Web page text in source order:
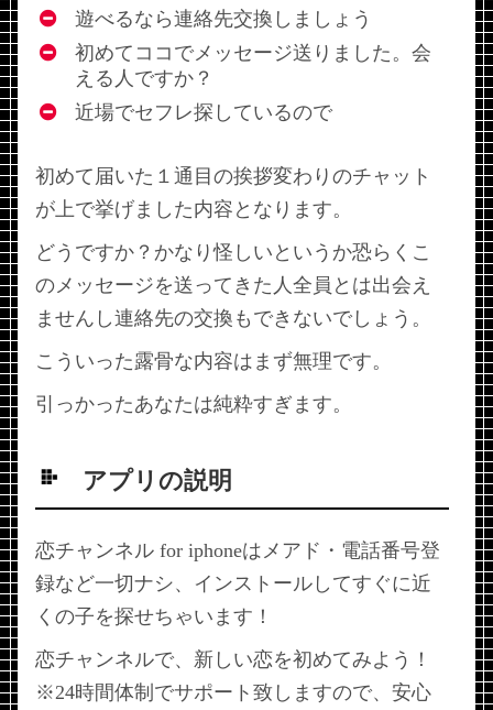
遊べるなら連絡先交換しましょう
初めてココでメッセージ送りました。会
える人ですか？
近場でセフレ探しているので
初めて届いた１通目の挨拶変わりのチャット
が上で挙げました内容となります。
どうですか？かなり怪しいというか恐らくこ
のメッセージを送ってきた人全員とは出会え
ませんし連絡先の交換もできないでしょう。
こういった露骨な内容はまず無理です。
引っかったあなたは純粋すぎます。
アプリの説明
恋チャンネル for iphoneはメアド・電話番号登
録など一切ナシ、インストールしてすぐに近
くの子を探せちゃいます！
恋チャンネルで、新しい恋を初めてみよう！
※24時間体制でサポート致しますので、安心